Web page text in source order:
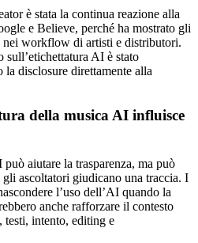
è stata la continua reazione alla
e Believe, perché ha mostrato gli
nei workflow di artisti e distributori.
AI è stato
disclosure direttamente alla
della musica AI influisce
aiutare la trasparenza, ma può
ascoltatori giudicano una traccia. I
l’uso dell’AI quando la
anche rafforzare il contesto
testi, intento, editing e